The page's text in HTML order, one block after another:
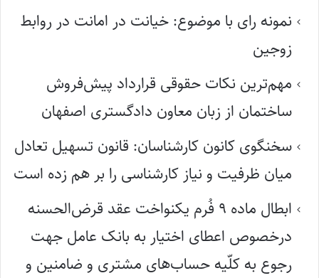
نمونه رای با موضوع: خیانت در امانت در روابط
زوجین
مهم‌ترین نکات حقوقی قرارداد پیش‌فروش
ساختمان از زبان معاون دادگستری اصفهان
سخنگوی کانون کارشناسان: قانون تسهیل تعادل
میان ظرفیت و نیاز کارشناسی را بر هم زده است
ابطال ماده ۹ فُرم یکنواخت عقد قرض‌الحسنه
درخصوص اعطای اختیار به بانک عامل جهت
رجوع به کلّیه حساب‌های مشتری و ضامنین و